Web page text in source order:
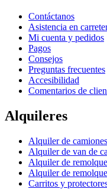
Contáctanos
Asistencia en
Mi cuenta y pedidos
Pagos
Consejos
Preguntas frecuentes
Accesibilidad
Comentarios de
Alquileres
Alquiler de
Alquiler de van de
Alquiler de remolque
Alquiler de
Carritos y